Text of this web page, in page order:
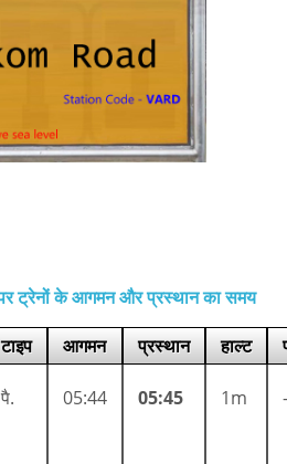
ट्रेनों के आगमन और प्रस्थान का समय
टाइप आगमन प्रस्थान हाल्ट
पै. 05:44 05:45 1m